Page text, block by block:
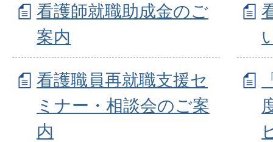
看護師就職助成金のご
案内
看護職員再就職支援セ
ミナー・相談会のご案
内